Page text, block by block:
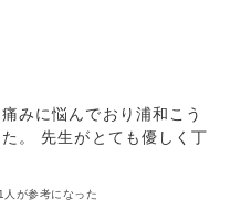
みに悩んでおり浦和こう
。 先生がとても優しく丁
1人が参考になった